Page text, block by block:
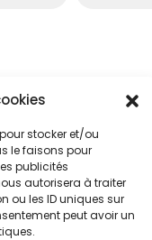
stocker et/ou
le faisons pour
publicités
autorisera à traiter
ou les ID uniques sur
peut avoir un